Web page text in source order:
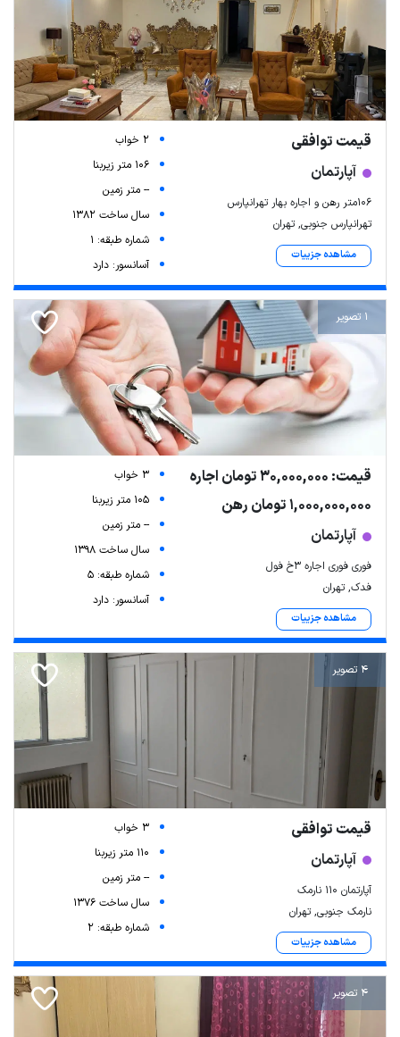
قیمت توافقی
آپارتمان
۱۰۶متر رهن و اجاره بهار تهرانپارس
تهرانپارس جنوبی, تهران
مشاهده جزییات
2 خواب
106 متر زیربنا
-- متر زمین
سال ساخت 1382
شماره طبقه: 1
آسانسور: دارد
1 تصویر
قیمت: 30,000,000 تومان اجاره
1,000,000,000 تومان رهن
آپارتمان
فوری فوری اجاره ۳خ فول
فدک, تهران
مشاهده جزییات
3 خواب
105 متر زیربنا
-- متر زمین
سال ساخت 1398
شماره طبقه: 5
آسانسور: دارد
4 تصویر
قیمت توافقی
آپارتمان
آپارتمان 110 نارمک
نارمک جنوبی, تهران
مشاهده جزییات
3 خواب
110 متر زیربنا
-- متر زمین
سال ساخت 1376
شماره طبقه: 2
4 تصویر